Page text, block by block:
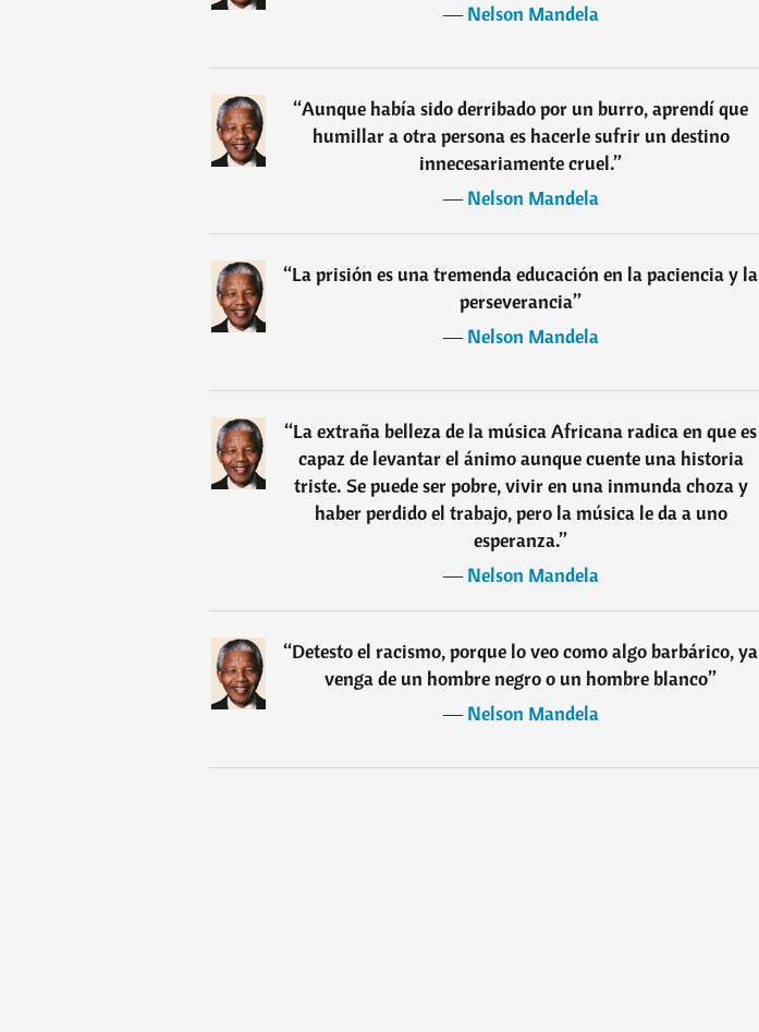
―Nelson Mandela
“Aunque había sido derribado por un burro, aprendí que
humillar a otra persona es hacerle sufrir un destino
innecesariamente cruel.”
―Nelson Mandela
“La prisión es una tremenda educación en la paciencia y la
perseverancia”
―Nelson Mandela
“La extraña belleza de la música Africana radica en que es
capaz de levantar el ánimo aunque cuente una historia
triste. Se puede ser pobre, vivir en una inmunda choza y
haber perdido el trabajo, pero la música le da a uno
esperanza.”
―Nelson Mandela
“Detesto el racismo, porque lo veo como algo barbárico, ya
venga de un hombre negro o un hombre blanco”
―Nelson Mandela